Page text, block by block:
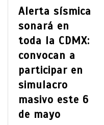
Alerta sísmica
sonará en
toda la CDMX:
convocan a
participar en
simulacro
masivo este 6
de mayo